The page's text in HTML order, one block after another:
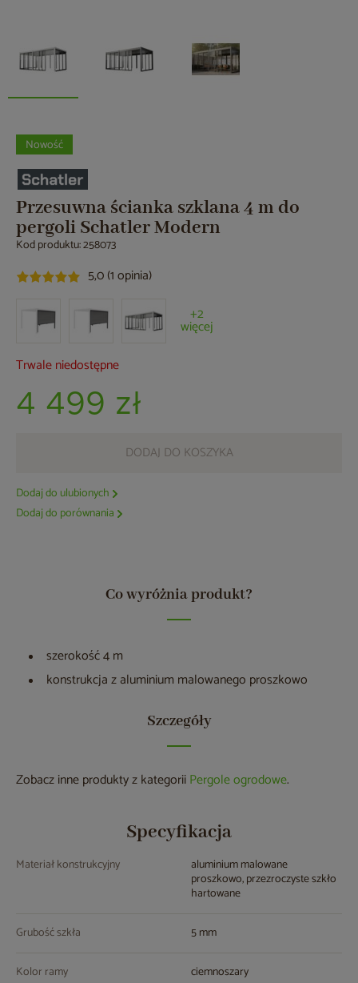
Nowość
Przesuwna ścianka szklana 4 m do
pergoli Schatler Modern
Kod produktu: 258073
5,0 (1 opinia)
+2
więcej
Trwale niedostępne
4 499 zł
DODAJ DO KOSZYKA
Dodaj do ulubionych
Dodaj do porównania
Co wyróżnia produkt?
szerokość 4 m
konstrukcja z aluminium malowanego proszkowo
Szczegóły
Zobacz inne produkty z kategoriiPergole ogrodowe.
Specyfikacja
Materiał konstrukcyjny aluminium malowane
proszkowo, przezroczyste szkło
hartowane
Grubość szkła 5 mm
Kolor ramy ciemnoszary